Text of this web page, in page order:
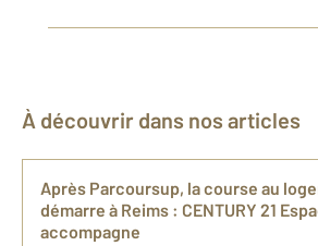
À découvrir dans nos articles
Après Parcoursup, la course au
démarre à Reims : CENTURY 21
accompagne